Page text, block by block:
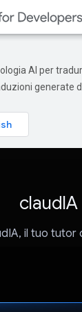
AI per
generate
claudIA
il tuo tutor